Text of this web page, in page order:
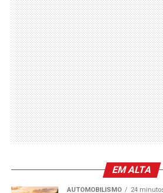
EM ALTA
AUTOMOBILISMO 24